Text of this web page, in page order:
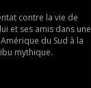
contre la vie de
et ses amis dans une
du Sud à la
mythique.